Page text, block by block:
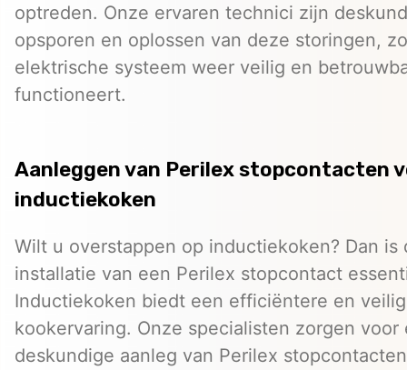
optreden. Onze ervaren technici zijn
opsporen en oplossen van deze storingen,
elektrische systeem weer veilig en
functioneert.
Aanleggen van Perilex stopcontacten
inductiekoken
Wilt u overstappen op inductiekoken? Dan is
installatie van een Perilex stopcontact
Inductiekoken biedt een efficiëntere en
kookervaring. Onze specialisten zorgen voor
deskundige aanleg van Perilex